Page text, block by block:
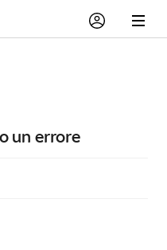
un errore